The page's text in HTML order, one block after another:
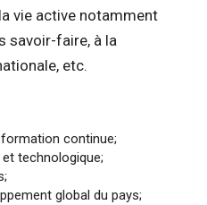
vie active notamment
savoir-faire, à la
etc.
continue;
technologique;
global du pays;